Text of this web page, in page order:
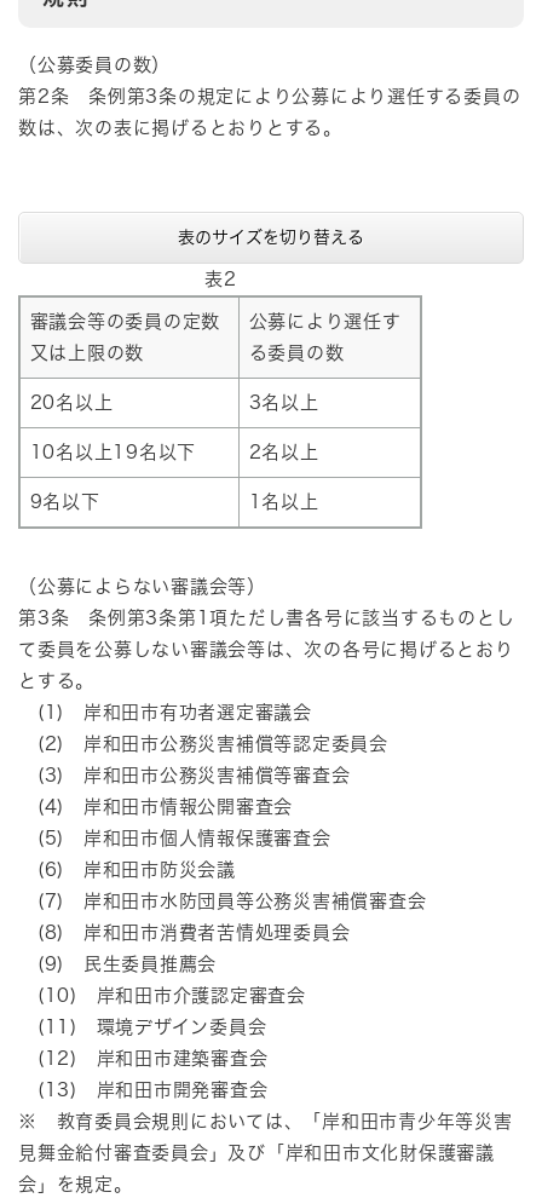
（公募委員の数）
第2条 条例第3条の規定により公募により選任する委員の
数は、次の表に掲げるとおりとする。
表のサイズを切り替える
表2
審議会等の委員の定数
又は上限の数
公募により選任す
る委員の数
20名以上 3名以上
10名以上19名以下 2名以上
9名以下 1名以上
（公募によらない審議会等）
第3条 条例第3条第1項ただし書各号に該当するものとし
て委員を公募しない審議会等は、次の各号に掲げるとおり
とする。
(1) 岸和田市有功者選定審議会
(2) 岸和田市公務災害補償等認定委員会
(3) 岸和田市公務災害補償等審査会
(4) 岸和田市情報公開審査会
(5) 岸和田市個人情報保護審査会
(6) 岸和田市防災会議
(7) 岸和田市水防団員等公務災害補償審査会
(8) 岸和田市消費者苦情処理委員会
(9) 民生委員推薦会
(10) 岸和田市介護認定審査会
(11) 環境デザイン委員会
(12) 岸和田市建築審査会
(13) 岸和田市開発審査会
※ 教育委員会規則においては、「岸和田市青少年等災害
見舞金給付審査委員会」及び「岸和田市文化財保護審議
会」を規定。